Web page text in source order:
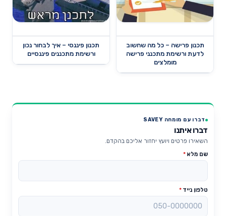
תכנון פרישה – כל מה שחשוב
לדעת ורשימת מתכנני פרישה
מומלצים
תכנון פיננסי – איך לבחור נכון
ורשימת מתכננים פיננסיים
דברו עם מומחה SAVEY
דברו איתנו
השאירו פרטים ויועץ יחזור אליכם בהקדם.
שם מלא*
טלפון נייד *